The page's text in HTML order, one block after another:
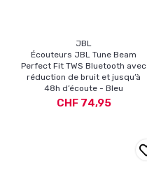
JBL
Écouteurs JBL Tune Beam
Perfect Fit TWS Bluetooth avec
réduction de bruit et jusqu’à
48h d’écoute - Bleu
CHF 74,95